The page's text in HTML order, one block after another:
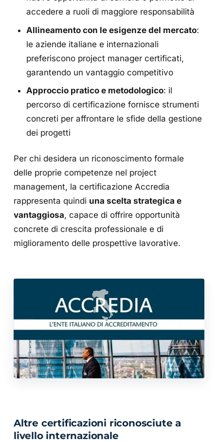
accedere a ruoli di maggiore responsabilità
Allineamento con le esigenze del mercato:
le aziende italiane e internazionali
preferiscono project manager certificati,
garantendo un vantaggio competitivo
Approccio pratico e metodologico: il
percorso di certificazione fornisce strumenti
concreti per affrontare le sfide della gestione
dei progetti
Per chi desidera un riconoscimento formale
delle proprie competenze nel project
management, la certificazione Accredia
rappresenta quindi una scelta strategica e
vantaggiosa, capace di offrire opportunità
concrete di crescita professionale e di
miglioramento delle prospettive lavorative.
Altre certificazioni riconosciute a
livello internazionale